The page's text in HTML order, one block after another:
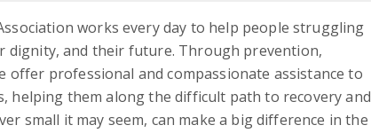
works every day to help people struggling
dignity, and their future. Through prevention,
professional and compassionate assistance to
helping them along the difficult path to recovery and
small it may seem, can make a big difference in the